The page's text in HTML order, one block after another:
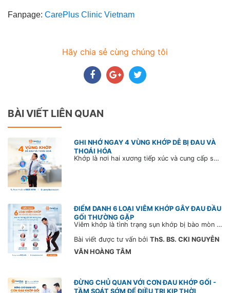
Fanpage: CarePlus Clinic Vietnam
Hãy chia sẻ cùng chúng tôi
BÀI VIẾT LIÊN QUAN
GHI NHỚ NGAY 4 VÙNG KHỚP DỄ BỊ ĐAU VÀ
THOÁI HÓA
Khớp là nơi hai xương tiếp xúc và cung cấp sự linh hoạt cũng như khả năng tạo ra chuyển động cho cơ thể con người. Thực tế, đau khớp có thể xảy ra ở nhiều vị trí trên cơ thể, nhưng những khớp phải chịu áp lực lớn hoặc hoạt động nhiều thường có nguy cơ bị đau và thoái hóa cao hơn.
ĐIỂM DANH 6 LOẠI VIÊM KHỚP GÂY ĐAU ĐẦU
GỐI THƯỜNG GẶP
Viêm khớp là tình trạng sụn khớp bị bào mòn khiến khớp xương ma sát nhiều với nhau, gây sưng và đau khớp dữ dội. Tìm hiểu ngay 6 loại viêm khớp gây đau đầu gối thường gặp để biết cách phòng tránh và cải thiện bệnh hiệu quả.
Bài viết được tư vấn bởi ThS. BS. CKI NGUYỄN
VĂN HOÀNG TÂM
ĐỪNG CHỦ QUAN VỚI CƠN ĐAU KHỚP GỐI -
TẦM SOÁT SỚM ĐỂ ĐIỀU TRỊ KỊP THỜI